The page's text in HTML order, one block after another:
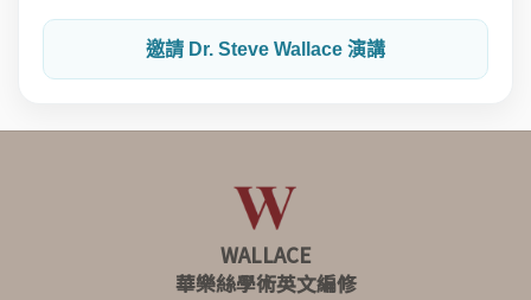
邀請 Dr. Steve Wallace 演講
WALLACE
華樂絲學術英文編修